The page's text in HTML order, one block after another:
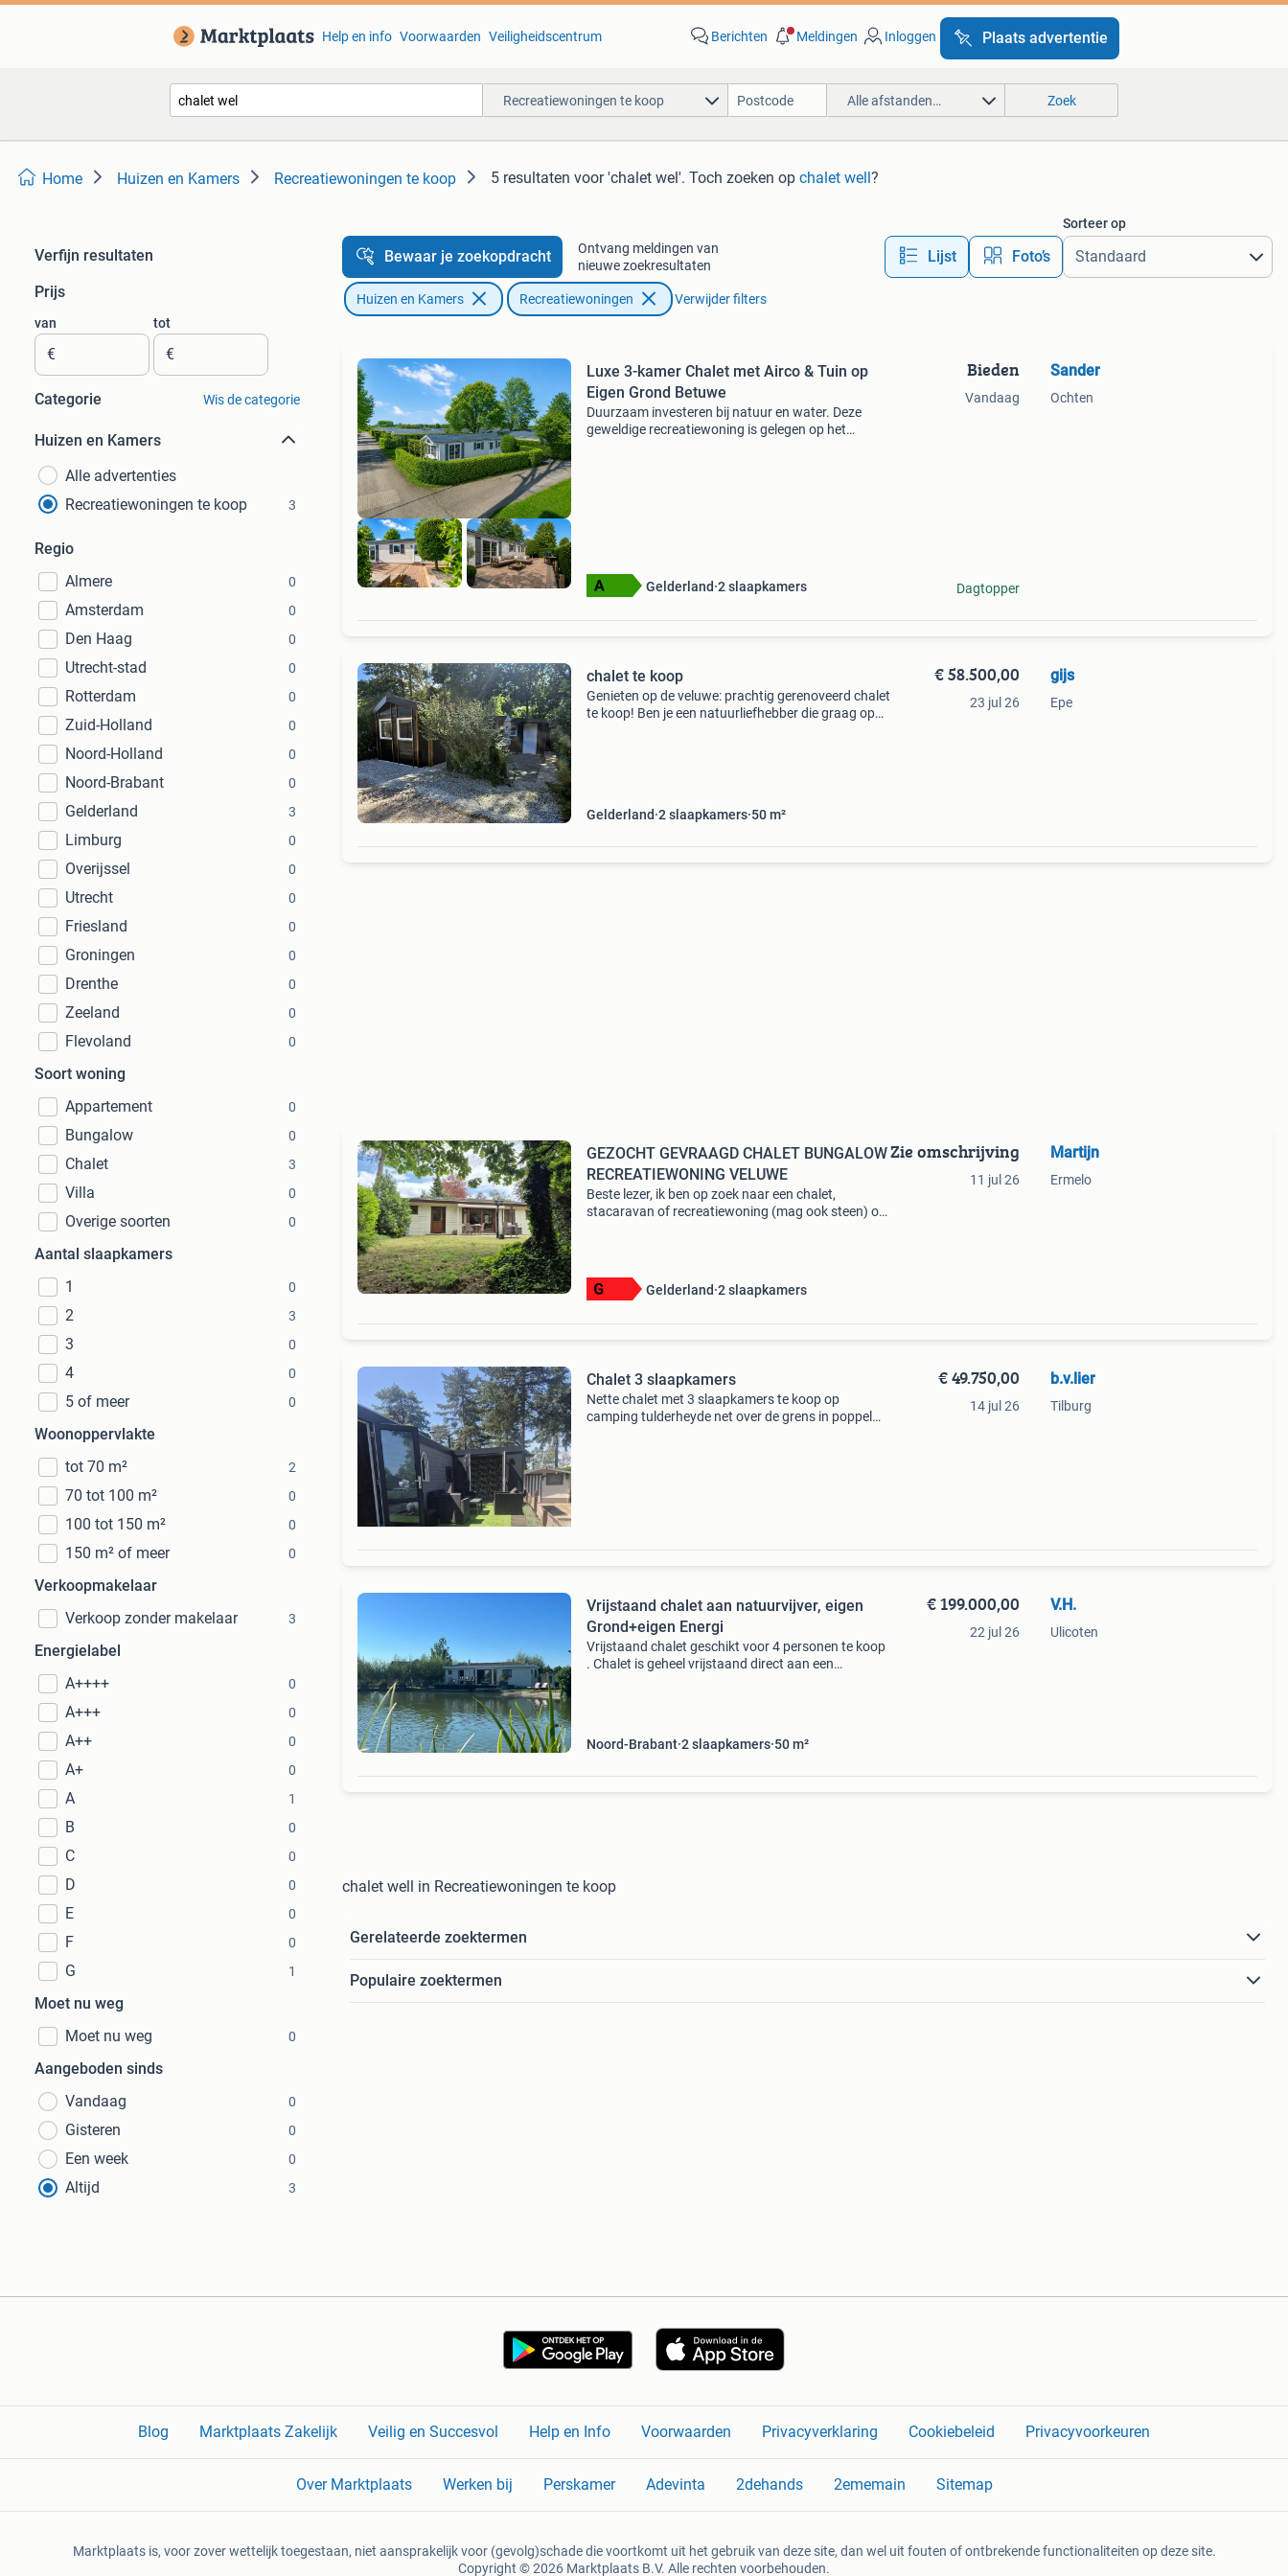
Help en info Voorwaarden Veiligheidscentrum Berichten Meldingen Inloggen Plaats advertentie
Recreatiewoningen te koop Alle afstanden… Zoek
Home Huizen en Kamers Recreatiewoningen te koop 5 resultaten voor 'chalet wel'. Toch zoeken op chalet well?
Verfijn resultaten
Prijs
van
€
tot
€
Categorie Wis de categorie
Huizen en Kamers
Alle advertenties
Recreatiewoningen te koop
3
Regio
Almere
0
Amsterdam 0
Den Haag 0
Utrecht-stad 0
Rotterdam 0
Zuid-Holland 0
Noord-Holland 0
Noord-Brabant 0
Gelderland 3
Limburg 0
Overijssel 0
Utrecht 0
Friesland 0
Groningen 0
Drenthe 0
Zeeland 0
Flevoland 0
Soort woning
Appartement
0
Bungalow 0
Chalet 3
Villa 0
Overige soorten 0
Aantal slaapkamers
1
0
2 3
3 0
4 0
5 of meer 0
Woonoppervlakte
tot 70 m²
2
70 tot 100 m² 0
100 tot 150 m² 0
150 m² of meer 0
Verkoopmakelaar
Verkoop zonder makelaar
3
Energielabel
A++++
0
A+++ 0
A++ 0
A+ 0
A 1
B 0
C 0
D 0
E 0
F 0
G 1
Moet nu weg
Moet nu weg
0
Aangeboden sinds
Vandaag
0
Gisteren 0
Een week 0
Altijd 3
Bewaar je zoekopdracht
Ontvang meldingen van
nieuwe zoekresultaten
Lijst Foto’s
Sorteer op
Huizen en Kamers Recreatiewoningen Verwijder filters
Luxe 3-kamer Chalet met Airco & Tuin op
Eigen Grond Betuwe
Duurzaam investeren bij natuur en water. Deze
geweldige recreatiewoning is gelegen op het
Gelderland 2 slaapkamers
Bieden
Vandaag
Dagtopper
Sander
Ochten
chalet te koop
Genieten op de veluwe: prachtig gerenoveerd chalet
te koop! Ben je een natuurliefhebber die graag op
Gelderland 2 slaapkamers 50 m²
€ 58.500,00
23 jul 26
gijs
Epe
GEZOCHT GEVRAAGD CHALET BUNGALOW
RECREATIEWONING VELUWE
Beste lezer, ik ben op zoek naar een chalet,
stacaravan of recreatiewoning (mag ook steen) op
Gelderland 2 slaapkamers
Zie omschrijving
11 jul 26
Martijn
Ermelo
Chalet 3 slaapkamers
Nette chalet met 3 slaapkamers te koop op
camping tulderheyde net over de grens in poppel
€ 49.750,00
14 jul 26
b.v.lier
Tilburg
Vrijstaand chalet aan natuurvijver, eigen
Grond+eigen Energi
Vrijstaand chalet geschikt voor 4 personen te koop
. Chalet is geheel vrijstaand direct aan een
Noord-Brabant 2 slaapkamers 50 m²
€ 199.000,00
22 jul 26
V.H.
Ulicoten
chalet well in Recreatiewoningen te koop
Gerelateerde zoektermen
Populaire zoektermen
Blog Marktplaats Zakelijk Veilig en Succesvol Help en Info Voorwaarden Privacyverklaring Cookiebeleid Privacyvoorkeuren
Over Marktplaats Werken bij Perskamer Adevinta 2dehands 2ememain Sitemap
Marktplaats is, voor zover wettelijk toegestaan, niet aansprakelijk voor (gevolg)schade die voortkomt uit het gebruik van deze site, dan wel uit fouten of ontbrekende functionaliteiten op deze site.
Copyright © 2026 Marktplaats B.V. Alle rechten voorbehouden.